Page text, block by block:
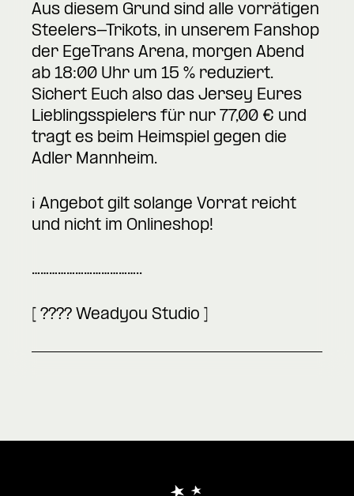
Aus diesem Grund sind alle vorrätigen
Steelers-Trikots, in unserem Fanshop
der EgeTrans Arena, morgen Abend
ab 18:00 Uhr um 15 % reduziert.
Sichert Euch also das Jersey Eures
Lieblingsspielers für nur 77,00 € und
tragt es beim Heimspiel gegen die
Adler Mannheim.
ℹ️ Angebot gilt solange Vorrat reicht
und nicht im Onlineshop!
………………………………..
[ ???? Weadyou Studio ]